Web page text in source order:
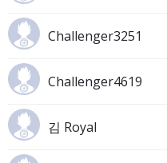
Challenger3251
Challenger4619
김 Royal